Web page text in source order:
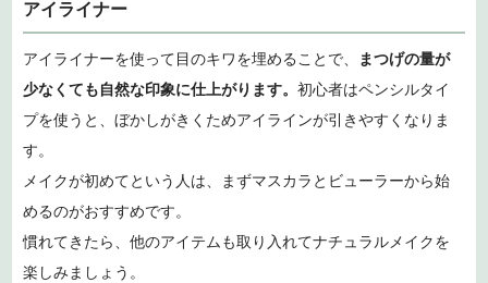
アイライナー
アイライナーを使って目のキワを埋めることで、
まつげの量が
少なくても自然な印象に仕上がります。初心者はペンシルタイ
プを使うと、ぼかしがきくためアイラインが引きやすくなりま
す。
メイクが初めてという人は、まずマスカラとビューラーから始
めるのがおすすめです。
慣れてきたら、他のアイテムも取り入れてナチュラルメイクを
楽しみましょう。